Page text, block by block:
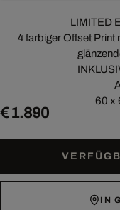
LIMITED
4 farbiger Offset Print
60 x
€ 1.890
IN